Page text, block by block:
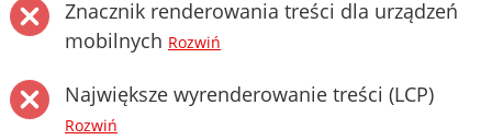
Znacznik renderowania treści dla urządzeń
mobilnych Rozwiń
Największe wyrenderowanie treści (LCP)
Rozwiń